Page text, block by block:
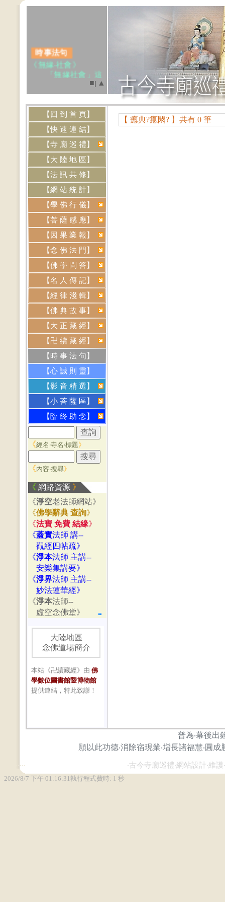
...
時事法句
《無緣‧社會》
「無緣社會」這
個新名稱，最近在媒
體引起廣泛討論。所
謂無緣，不光是沒朋
友的〈.....(點我閱讀)
.
網站資訊
‧本網站《免費刊
》各道場法會共修
及活動訊息，歡迎提
供資料，來信請寄
Email:
btly.tw@yahoo.com.tw
■| ▲
【回 到 首 頁】
【快 速 連 結】
【寺 廟 巡 禮】
【大 陸 地 區】
【法 訊 共 修】
【網 站 統 計】
【學 佛 行 儀】
【菩 薩 感 應】
【因 果 業 報】
【念 佛 法 門】
【佛 學 問 答】
【名 人 傳 記】
【經 律 淺 輯】
【佛 典 故 事】
【大 正 藏 經】
【卍 續 藏 經】
【時 事 法 句】
【心 誠 則 靈】
【影 音 精 選】
【小 菩 薩 區】
【臨 終 助 念】
《經名‧寺名‧標題》
《內容‧搜尋》
《 網路資源 》
《淨空老法師網站》
《佛學辭典 查詢》
《法寶 免費 結緣》
《蓋實法師 講--
觀經四帖疏》
《淨本法師 主講--
安樂集講要》
《淨界法師 主講--
妙法蓮華經》
《淨本法師--
虛空念佛堂》
大陸地區
念佛道場簡介
本站《卍續藏經》由 佛
學數位圖書館暨博物館
提供連結，特此致謝！
【 瘛典?瘜閖? 】共有 0 筆
普為‧幕後出
願以此功德‧消除宿現業‧增長諸福慧‧圓
‧古今寺廟巡禮‧網站設計‧維
2026/8/7 下午 01:16:31 執行程式費時: 1 秒